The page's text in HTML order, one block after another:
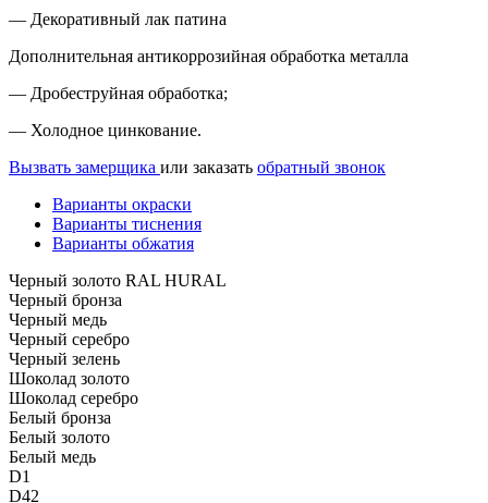
— Декоративный лак патина
Дополнительная антикоррозийная обработка металла
— Дробеструйная обработка;
— Холодное цинкование.
Вызвать замерщика или заказать обратный звонок
Варианты окраски
Варианты тиснения
Варианты обжатия
Черный золото RAL HURAL
Черный бронза
Черный медь
Черный серебро
Черный зелень
Шоколад золото
Шоколад серебро
Белый бронза
Белый золото
Белый медь
D1
D42